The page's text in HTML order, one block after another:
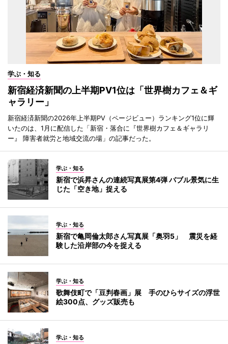
学ぶ・知る
新宿経済新聞の上半期PV1位は「世界樹カフェ＆ギ
ャラリー」
新宿経済新聞の2026年上半期PV（ページビュー）ランキング1位に輝
いたのは、1月に配信した「新宿・落合に『世界樹カフェ＆ギャラリ
ー』 障害者就労と地域交流の場」の記事だった。
学ぶ・知る
新宿で浜昇さんの連続写真展第4弾 バブル景気に生
じた「空き地」捉える
学ぶ・知る
新宿で亀岡倫太郎さん写真展「奥羽5」 震災を経
験した沿岸部の今を捉える
学ぶ・知る
歌舞伎町で「豆判春画」展 手のひらサイズの浮世
絵300点、グッズ販売も
学ぶ・知る